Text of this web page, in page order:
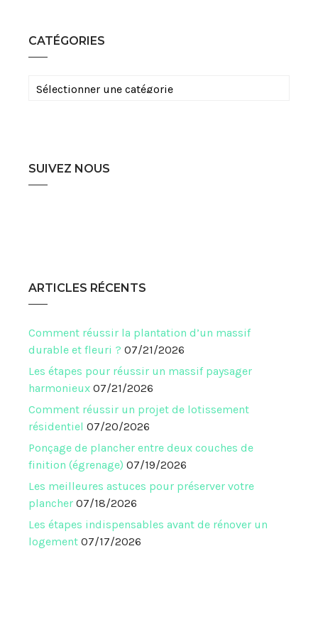
CATÉGORIES
Catégories
SUIVEZ NOUS
ARTICLES RÉCENTS
Comment réussir la plantation d’un massif
durable et fleuri ? 07/21/2026
Les étapes pour réussir un massif paysager
harmonieux 07/21/2026
Comment réussir un projet de lotissement
résidentiel 07/20/2026
Ponçage de plancher entre deux couches de
finition (égrenage) 07/19/2026
Les meilleures astuces pour préserver votre
plancher 07/18/2026
Les étapes indispensables avant de rénover un
logement 07/17/2026